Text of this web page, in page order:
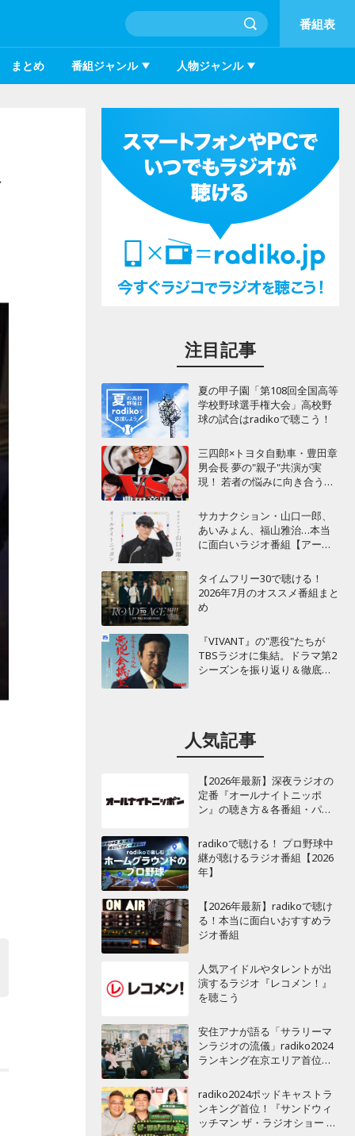
番組表
まとめ 番組ジャンル 人物ジャンル
注目記事
夏の甲子園「第108回全国高等
学校野球選手権大会」高校野
球の試合はradikoで聴こう！
三四郎×トヨタ自動車・豊田章
男会長 夢の"親子"共演が実
現！ 若者の悩みに向き合うポ
サカナクション・山口一郎、
あいみょん、福山雅治…本当
に面白いラジオ番組【アーテ
タイムフリー30で聴ける！
2026年7月のオススメ番組まと
め
『VIVANT』の"悪役"たちが
TBSラジオに集結。ドラマ第2
シーズンを振り返り＆徹底考
人気記事
【2026年最新】深夜ラジオの
定番『オールナイトニッポ
ン』の聴き方＆各番組・パー
radikoで聴ける！ プロ野球中
継が聴けるラジオ番組【2026
年】
【2026年最新】radikoで聴け
る！本当に面白いおすすめラ
ジオ番組
人気アイドルやタレントが出
演するラジオ『レコメン！』
を聴こう
安住アナが語る「サラリーマ
ンラジオの流儀」radiko2024
ランキング在京エリア首位
曜天国』インタビュー
radiko2024ポッドキャストラ
ンキング首位！『サンドウィ
ッチマン ザ・ラジオショー サ